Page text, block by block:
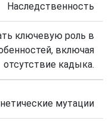
Наследственность
ключевую роль в
включая
отсутствие кадыка.
мутации